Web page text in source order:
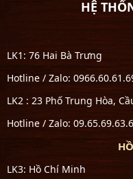
HỆ
LK1: 76 Hai Bà Trưng
Hotline / Zalo:
LK2 : 23 Phố Trung Hòa,
Hotline / Zalo:
LK3: Hồ Chí Minh